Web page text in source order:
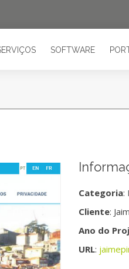
SOFTWARE
Categoria:
Cliente:
Ano do
URL: